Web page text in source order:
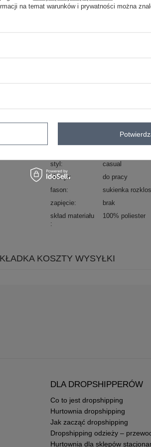
dominujący
rękaw 3/4
styl
casual
okazja
do pracy
fason
sukienka
zapięcie
brak
skład materiału
100% poliester
KOSZTY WYSYŁKI
DLA DROPSHIPPERÓW
Co to jest dropshipping
Hurtownia dropshipping
Jak zacząć dropshipping
Dropshipping odzieży –
Hurtownia dla sklepów
na temat warunków i prywatności można